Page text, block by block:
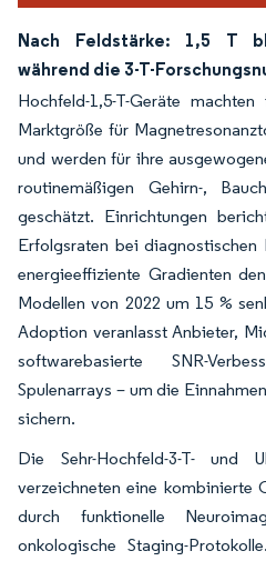
Nach Feldstärke: 1,5 T
während die 3-T-
Hochfeld-1,5-T-Geräte
Marktgröße für
und werden für ihre
routinemäßigen Gehirn-,
geschätzt. Einrichtungen
Erfolgsraten bei diagnostischen
energieeffiziente Gradienten
Modellen von 2022 um 15 %
Adoption veranlasst Anbieter,
softwarebasierte SNR-
Spulenarrays – um die
sichern.
Die Sehr-Hochfeld-3-T- und
verzeichneten eine kombinierte
durch funktionelle
onkologische Staging-